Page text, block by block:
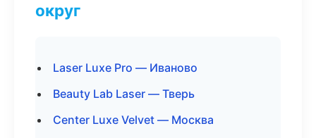
округ
Laser Luxe Pro — Иваново
Beauty Lab Laser — Тверь
Center Luxe Velvet — Москва